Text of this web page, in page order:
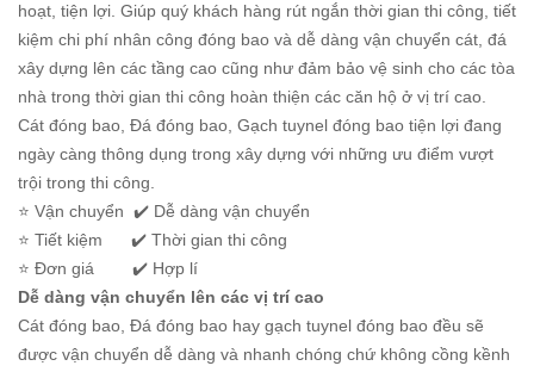
hoạt, tiện lợi. Giúp quý khách hàng rút ngắn thời gian thi công, tiết
kiệm chi phí nhân công đóng bao và dễ dàng vận chuyển cát, đá
xây dựng lên các tầng cao cũng như đảm bảo vệ sinh cho các tòa
nhà trong thời gian thi công hoàn thiện các căn hộ ở vị trí cao.
Cát đóng bao, Đá đóng bao, Gạch tuynel đóng bao tiện lợi đang
ngày càng thông dụng trong xây dựng với những ưu điểm vượt
trội trong thi công.
⭐️ Vận chuyển ✔️ Dễ dàng vận chuyển
⭐️ Tiết kiệm ✔️ Thời gian thi công
⭐️ Đơn giá ✔️ Hợp lí
Dễ dàng vận chuyển lên các vị trí cao
Cát đóng bao, Đá đóng bao hay gạch tuynel đóng bao đều sẽ
được vận chuyển dễ dàng và nhanh chóng chứ không cồng kềnh